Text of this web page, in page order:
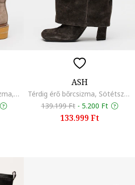
Cipzáros nyersbőr térdcsizma, Homokbarna
ASH
Térdig érő bőrcsizma, Sötétszürke
139.199 Ft - 5.200 Ft
133.999 Ft